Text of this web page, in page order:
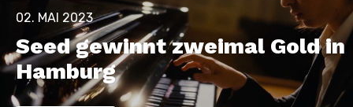
02. MAI 2023
Seed gewinnt zweimal Gold in
Hamburg